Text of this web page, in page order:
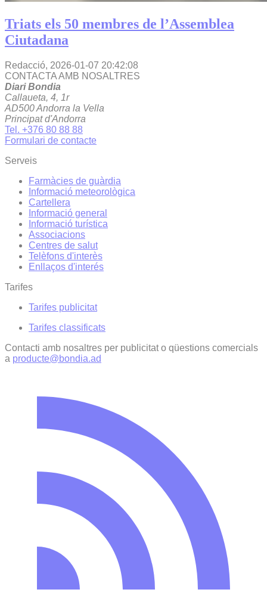
Triats els 50 membres de l’Assemblea
Ciutadana
Redacció, 2026-01-07 20:42:08
CONTACTA AMB NOSALTRES
Diari Bondia
Callaueta, 4, 1r
AD500 Andorra la Vella
Principat d'Andorra
Tel. +376 80 88 88
Formulari de contacte
Serveis
Farmàcies de guàrdia
Informació meteorològica
Cartellera
Informació general
Informació turística
Associacions
Centres de salut
Telèfons d'interès
Enllaços d'interés
Tarifes
Tarifes publicitat
Tarifes classificats
Contacti amb nosaltres per publicitat o qüestions comercials
a producte@bondia.ad